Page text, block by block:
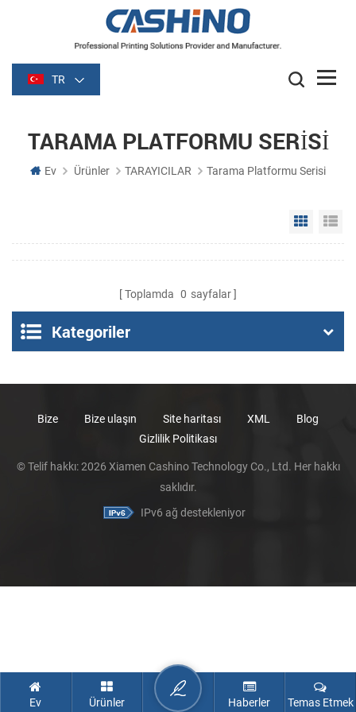
TR
TARAMA PLATFORMU SERISI
Ev Ürünler TARAYICILAR Tarama Platformu Serisi
Grid
Toplamda 0 sayfalar
Kategoriler
Bize Bize ulaşın Site haritası XML
Blog
Gizlilik Politikası
© Telif hakkı: 2026 Xiamen Cashino Technology Co., Ltd. Her hakkı
saklıdır.
IPv6 ağ destekleniyor
Ev Ürünler Haberler Temas Etmek